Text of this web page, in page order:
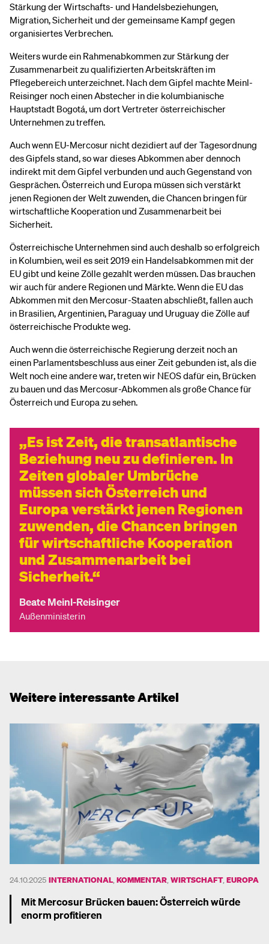
Stärkung der Wirtschafts- und Handelsbeziehungen,
Migration, Sicherheit und der gemeinsame Kampf gegen
organisiertes Verbrechen.
Weiters wurde ein Rahmenabkommen zur Stärkung der
Zusammenarbeit zu qualifizierten Arbeitskräften im
Pflegebereich unterzeichnet. Nach dem Gipfel machte Meinl-
Reisinger noch einen Abstecher in die kolumbianische
Hauptstadt Bogotá, um dort Vertreter österreichischer
Unternehmen zu treffen.
Auch wenn EU-Mercosur nicht dezidiert auf der Tagesordnung
des Gipfels stand, so war dieses Abkommen aber dennoch
indirekt mit dem Gipfel verbunden und auch Gegenstand von
Gesprächen. Österreich und Europa müssen sich verstärkt
jenen Regionen der Welt zuwenden, die Chancen bringen für
wirtschaftliche Kooperation und Zusammenarbeit bei
Sicherheit.
Österreichische Unternehmen sind auch deshalb so erfolgreich
in Kolumbien, weil es seit 2019 ein Handelsabkommen mit der
EU gibt und keine Zölle gezahlt werden müssen. Das brauchen
wir auch für andere Regionen und Märkte. Wenn die EU das
Abkommen mit den Mercosur-Staaten abschließt, fallen auch
in Brasilien, Argentinien, Paraguay und Uruguay die Zölle auf
österreichische Produkte weg.
Auch wenn die österreichische Regierung derzeit noch an
einen Parlamentsbeschluss aus einer Zeit gebunden ist, als die
Welt noch eine andere war, treten wir NEOS dafür ein, Brücken
zu bauen und das Mercosur-Abkommen als große Chance für
Österreich und Europa zu sehen.
Es ist Zeit, die transatlantische
Beziehung neu zu definieren. In
Zeiten globaler Umbrüche
müssen sich Österreich und
Europa verstärkt jenen Regionen
zuwenden, die Chancen bringen
für wirtschaftliche Kooperation
und Zusammenarbeit bei
Sicherheit.
Beate Meinl-Reisinger
Außenministerin
Weitere interessante Artikel
24.10.2025 INTERNATIONAL, KOMMENTAR WIRTSCHAFT, EUROPA
Mit Mercosur Brücken bauen: Österreich würde
enorm profitieren